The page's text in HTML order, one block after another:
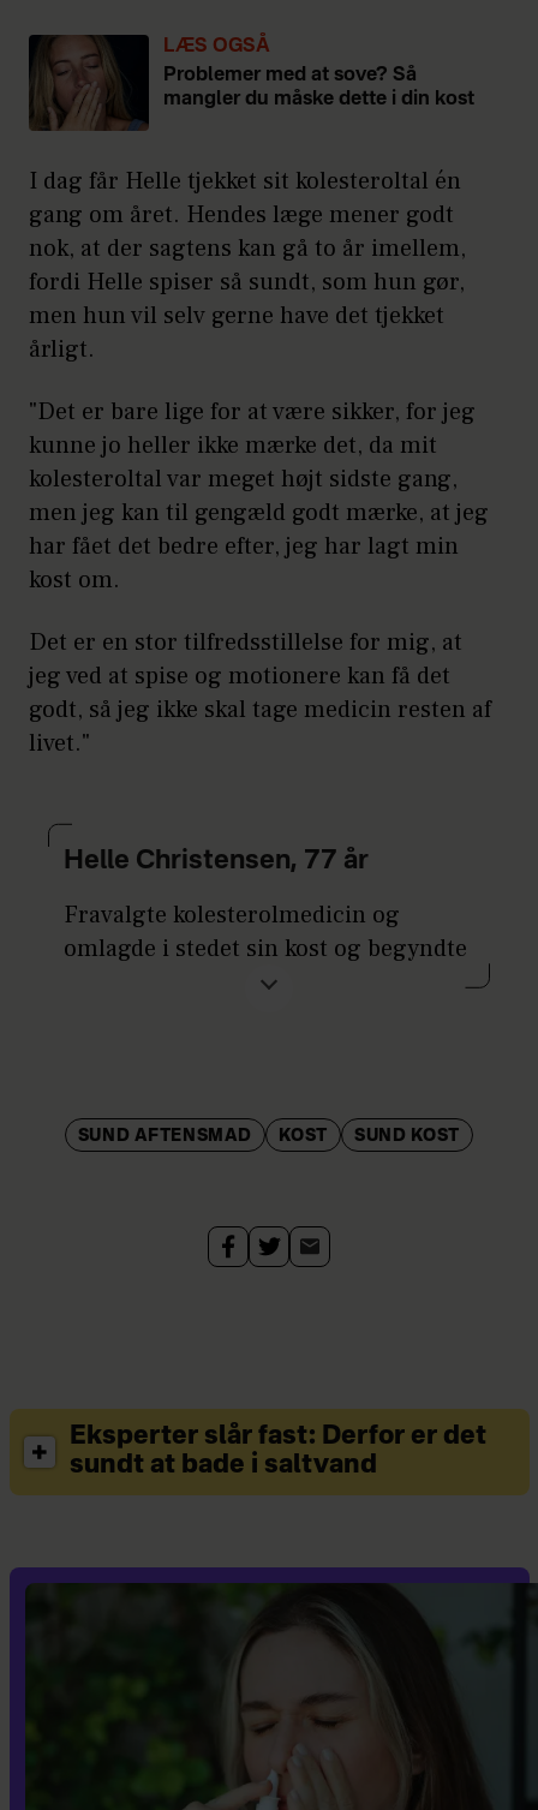
LÆS OGSÅ
Problemer med at sove? Så
mangler du måske dette i din kost
I dag får Helle tjekket sit kolesteroltal én
gang om året. Hendes læge mener godt
nok, at der sagtens kan gå to år imellem,
fordi Helle spiser så sundt, som hun gør,
men hun vil selv gerne have det tjekket
årligt.
"Det er bare lige for at være sikker, for jeg
kunne jo heller ikke mærke det, da mit
kolesteroltal var meget højt sidste gang,
men jeg kan til gengæld godt mærke, at jeg
har fået det bedre efter, jeg har lagt min
kost om.
Det er en stor tilfredsstillelse for mig, at
jeg ved at spise og motionere kan få det
godt, så jeg ikke skal tage medicin resten af
livet."
Helle Christensen, 77 år
Fravalgte kolesterolmedicin og
omlagde i stedet sin kost og begyndte
at dyrke motion for at holde det
SUND AFTENSMAD KOST SUND KOST
Eksperter slår fast: Derfor er det
sundt at bade i saltvand